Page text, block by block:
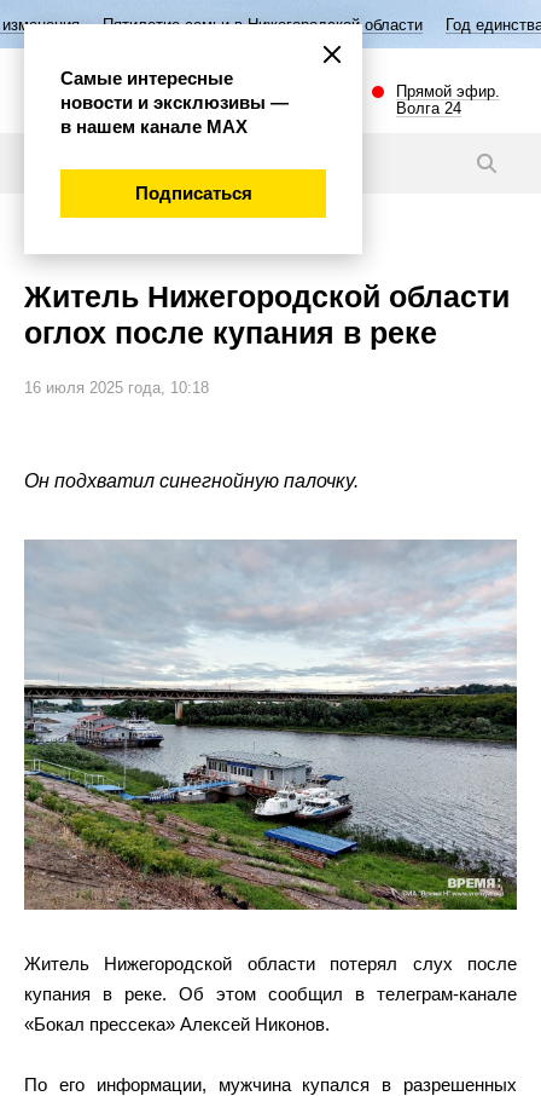
семьи в Нижегородской области Год единства народов
Прямой эфир.
Волга 24
Житель Нижегородской области
оглох после купания в реке
16 июля 2025 года, 10:18
Он подхватил синегнойную палочку.
Житель Нижегородской области потерял слух после
купания в реке. Об этом сообщил в телеграм-канале
«Бокал прессека» Алексей Никонов.
По его информации, мужчина купался в разрешенных
Самые интересные
новости и эксклюзивы —
в нашем канале МАХ
Подписаться